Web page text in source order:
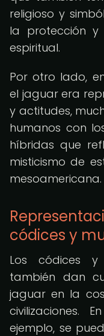
religioso y
la protección y
espiritual.
Por otro lado,
el jaguar era
y actitudes,
humanos con
híbridas que
misticismo de
mesoamericana.
códices y
Los códices y
también dan
jaguar en la
civilizaciones.
ejemplo, se